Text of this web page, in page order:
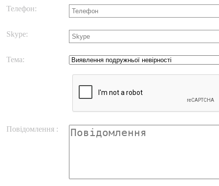
Телефон:
Skype:
Тема:
Повідомлення :